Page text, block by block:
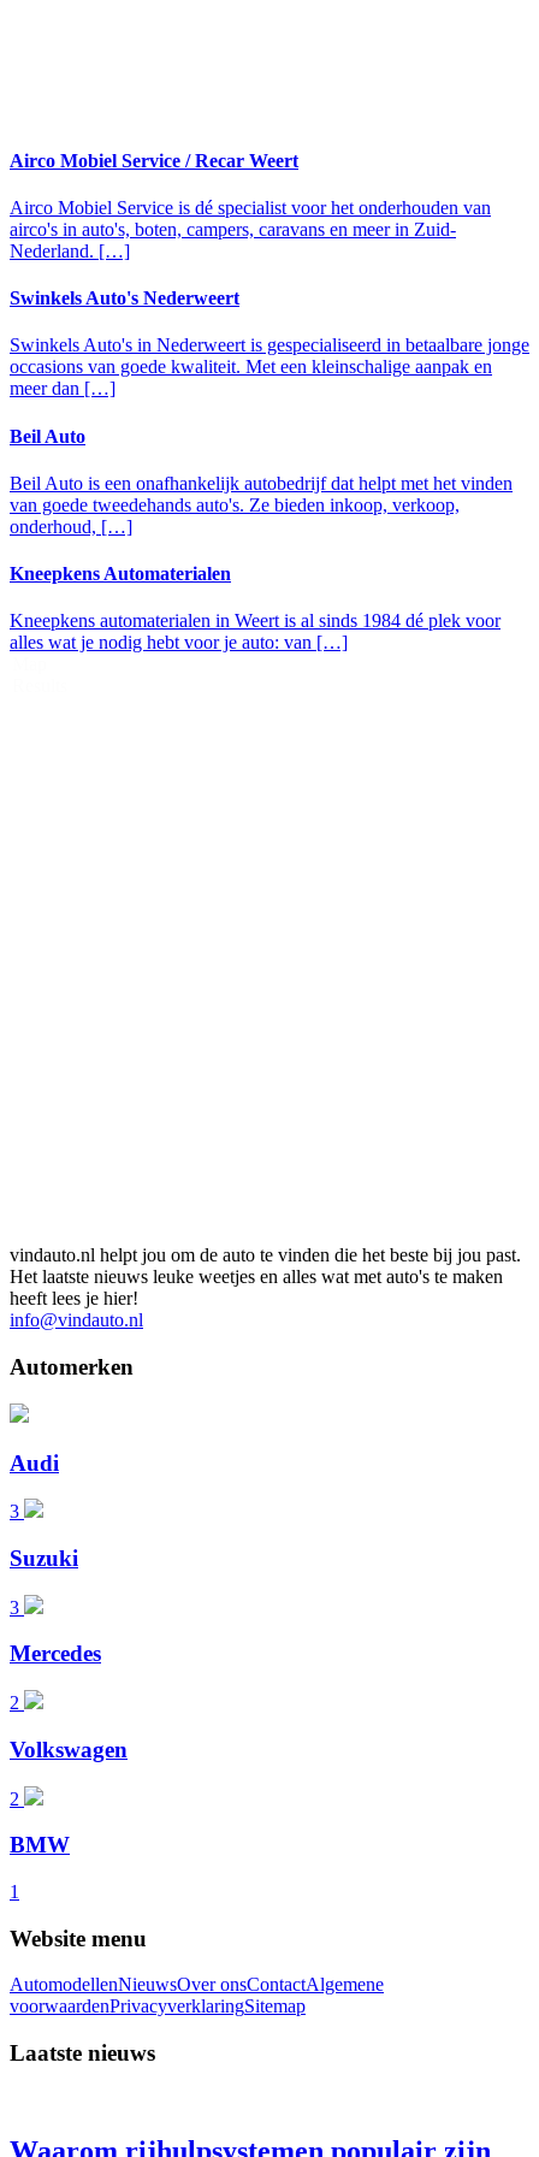
Airco Mobiel Service / Recar Weert
Airco Mobiel Service is dé specialist voor het onderhouden van
airco's in auto's, boten, campers, caravans en meer in Zuid-
Nederland. […]
Swinkels Auto's Nederweert
Swinkels Auto's in Nederweert is gespecialiseerd in betaalbare jonge
occasions van goede kwaliteit. Met een kleinschalige aanpak en
meer dan […]
Beil Auto
Beil Auto is een onafhankelijk autobedrijf dat helpt met het vinden
van goede tweedehands auto's. Ze bieden inkoop, verkoop,
onderhoud, […]
Kneepkens Automaterialen
Kneepkens automaterialen in Weert is al sinds 1984 dé plek voor
alles wat je nodig hebt voor je auto: van […]
vindauto.nl helpt jou om de auto te vinden die het beste bij jou past.
Het laatste nieuws leuke weetjes en alles wat met auto's te maken
heeft lees je hier!
info@vindauto.nl
Automerken
Audi
3
Suzuki
3
Mercedes
2
Volkswagen
2
BMW
1
Website menu
AutomodellenNieuwsOver onsContactAlgemene
voorwaardenPrivacyverklaringSitemap
Laatste nieuws
Waarom rijhulpsystemen populair zijn